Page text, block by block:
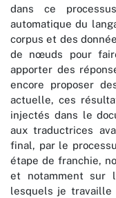
dans ce
automatique du
corpus et des
de nœuds pour
apporter des
encore proposer
actuelle, ces
injectés dans le
aux traductrices
final, par le
étape de franchie,
et notamment sur
lesquels je travaille